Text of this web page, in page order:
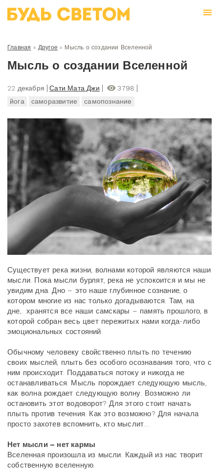
Главная » Другое » Мысль о создании Вселенной
Мысль о создании Вселенной
22 декабря Сати Мата Джи
3798
йога
саморазвитие самопознание
Существует река жизни, волнами которой являются наши
мысли. Пока мысли бурлят, река не успокоится и мы не
увидим дна. Дно – это наше глубинное сознание, о
котором многие из нас только догадываются. Там, на
дне, хранятся все наши самскары – память прошлого, в
которой собран весь цвет пережитых нами когда-либо
эмоциональных состояний.
Обычному человеку свойственно плыть по течению
своих мыслей, плыть без особого осознавания того, что с
ним происходит. Поддаваться потоку и никогда не
останавливаться. Мысль порождает следующую мысль,
как волна рождает следующую волну. Возможно ли
остановить этот водоворот? Для этого стоит начать
плыть против течения. Как это возможно? Для начала
просто захотев вспомнить, кто мыслит…
Нет мысли – нет кармы
Вселенная произошла из мысли. Каждый из нас творит
собственную вселенную.